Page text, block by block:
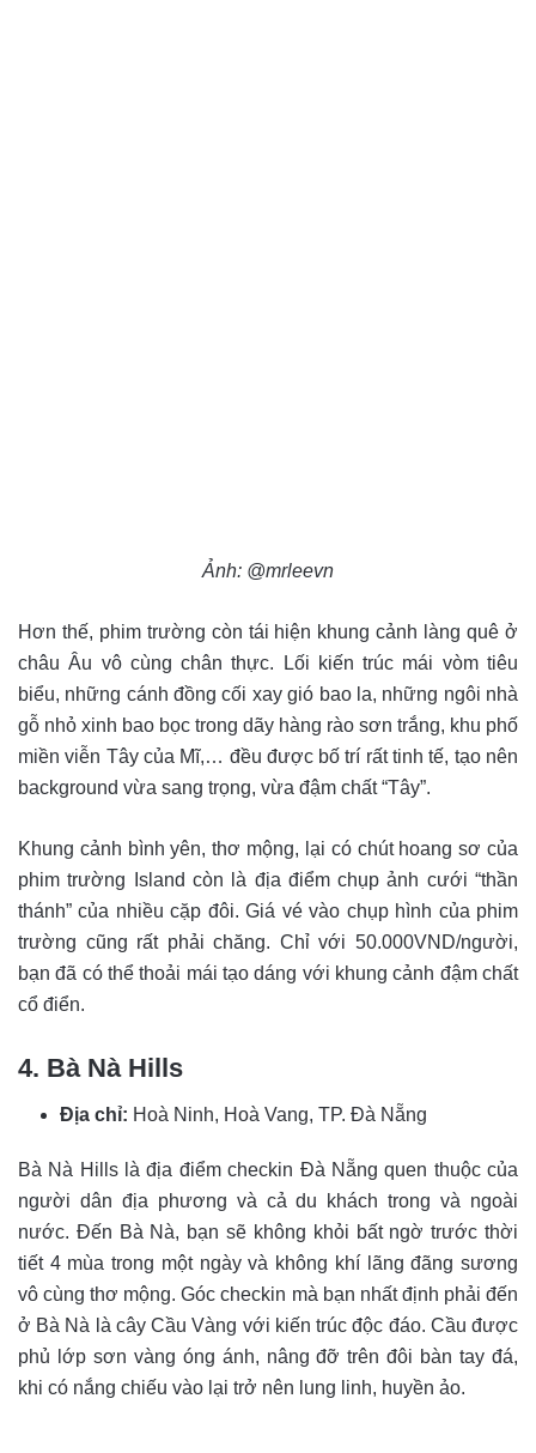
Ảnh: @mrleevn
Hơn thế, phim trường còn tái hiện khung cảnh làng quê ở
châu Âu vô cùng chân thực. Lối kiến trúc mái vòm tiêu
biểu, những cánh đồng cối xay gió bao la, những ngôi nhà
gỗ nhỏ xinh bao bọc trong dãy hàng rào sơn trắng, khu phố
miền viễn Tây của Mĩ,… đều được bố trí rất tinh tế, tạo nên
background vừa sang trọng, vừa đậm chất “Tây”.
Khung cảnh bình yên, thơ mộng, lại có chút hoang sơ của
phim trường Island còn là địa điểm chụp ảnh cưới “thần
thánh” của nhiều cặp đôi. Giá vé vào chụp hình của phim
trường cũng rất phải chăng. Chỉ với 50.000VND/người,
bạn đã có thể thoải mái tạo dáng với khung cảnh đậm chất
cổ điển.
4. Bà Nà Hills
Địa chỉ: Hoà Ninh, Hoà Vang, TP. Đà Nẵng
Bà Nà Hills là địa điểm checkin Đà Nẵng quen thuộc của
người dân địa phương và cả du khách trong và ngoài
nước. Đến Bà Nà, bạn sẽ không khỏi bất ngờ trước thời
tiết 4 mùa trong một ngày và không khí lãng đãng sương
vô cùng thơ mộng. Góc checkin mà bạn nhất định phải đến
ở Bà Nà là cây Cầu Vàng với kiến trúc độc đáo. Cầu được
phủ lớp sơn vàng óng ánh, nâng đỡ trên đôi bàn tay đá,
khi có nắng chiếu vào lại trở nên lung linh, huyền ảo.